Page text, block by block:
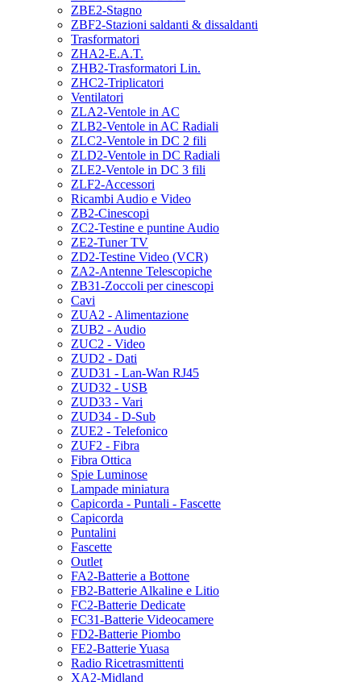
ZBE2-Stagno
ZBF2-Stazioni saldanti & dissaldanti
Trasformatori
ZHA2-E.A.T.
ZHB2-Trasformatori Lin.
ZHC2-Triplicatori
Ventilatori
ZLA2-Ventole in AC
ZLB2-Ventole in AC Radiali
ZLC2-Ventole in DC 2 fili
ZLD2-Ventole in DC Radiali
ZLE2-Ventole in DC 3 fili
ZLF2-Accessori
Ricambi Audio e Video
ZB2-Cinescopi
ZC2-Testine e puntine Audio
ZE2-Tuner TV
ZD2-Testine Video (VCR)
ZA2-Antenne Telescopiche
ZB31-Zoccoli per cinescopi
Cavi
ZUA2 - Alimentazione
ZUB2 - Audio
ZUC2 - Video
ZUD2 - Dati
ZUD31 - Lan-Wan RJ45
ZUD32 - USB
ZUD33 - Vari
ZUD34 - D-Sub
ZUE2 - Telefonico
ZUF2 - Fibra
Fibra Ottica
Spie Luminose
Lampade miniatura
Capicorda - Puntali - Fascette
Capicorda
Puntalini
Fascette
Outlet
FA2-Batterie a Bottone
FB2-Batterie Alkaline e Litio
FC2-Batterie Dedicate
FC31-Batterie Videocamere
FD2-Batterie Piombo
FE2-Batterie Yuasa
Radio Ricetrasmittenti
XA2-Midland